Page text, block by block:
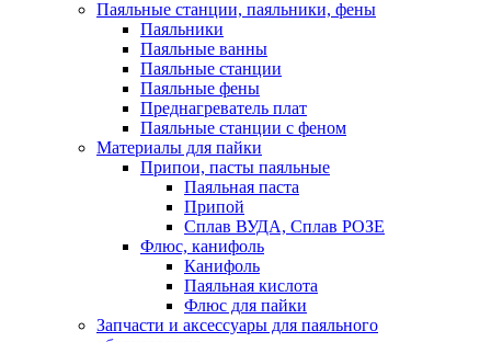
Паяльные станции, паяльники, фены
Паяльники
Паяльные ванны
Паяльные станции
Паяльные фены
Преднагреватель плат
Паяльные станции с феном
Материалы для пайки
Припои, пасты паяльные
Паяльная паста
Припой
Сплав ВУДА, Сплав РОЗЕ
Флюс, канифоль
Канифоль
Паяльная кислота
Флюс для пайки
Запчасти и аксессуары для паяльного